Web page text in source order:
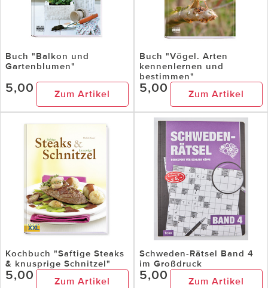
Buch "Balkon und
Gartenblumen"
5,00 Zum Artikel
Buch "Vögel. Arten
kennenlernen und
bestimmen"
5,00 Zum Artikel
Kochbuch "Saftige Steaks
& knusprige Schnitzel"
5,00 Zum Artikel
Schweden-Rätsel Band 4
im Großdruck
5,00 Zum Artikel